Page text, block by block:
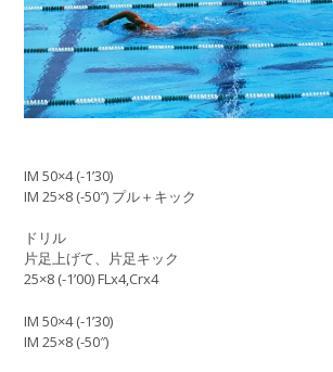
IM 50×4 (-1’30)
IM 25×8 (-50″) プル＋キック
ドリル
片足上げて、片足キック
25×8 (-1’00) FLx4,Crx4
IM 50×4 (-1’30)
IM 25×8 (-50″)